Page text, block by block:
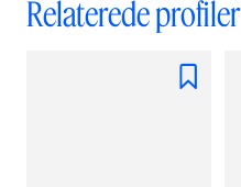
Relaterede profiler
